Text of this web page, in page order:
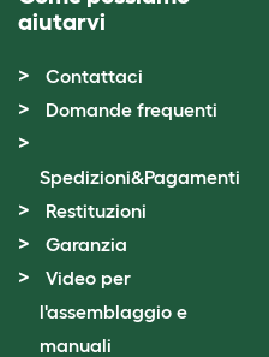
aiutarvi
Contattaci
Domande frequenti
Spedizioni&Pagamenti
Restituzioni
Garanzia
Video per
l'assemblaggio e
manuali